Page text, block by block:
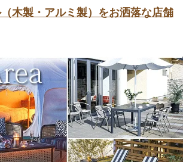
木製・アルミ製）をお洒落な店舗